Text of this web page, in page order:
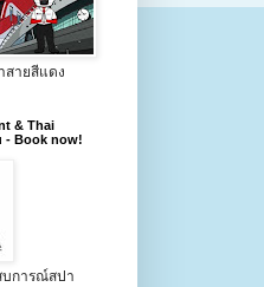
สายสีแดง
& Thai
- Book now!
บการณ์สปา